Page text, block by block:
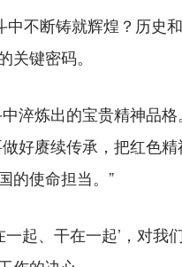
断铸就辉煌？历史
键密码。
炼出的宝贵精神品格
好赓续传承，把红色
的使命担当。”
起、干在一起’，对我